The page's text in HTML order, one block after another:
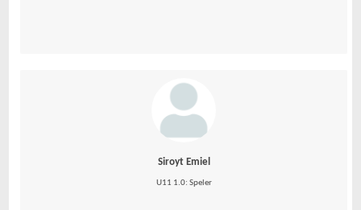
Siroyt Emiel
U11 1.0: Speler